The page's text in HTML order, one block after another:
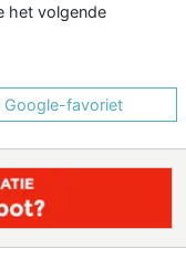
het volgende
Google-favoriet